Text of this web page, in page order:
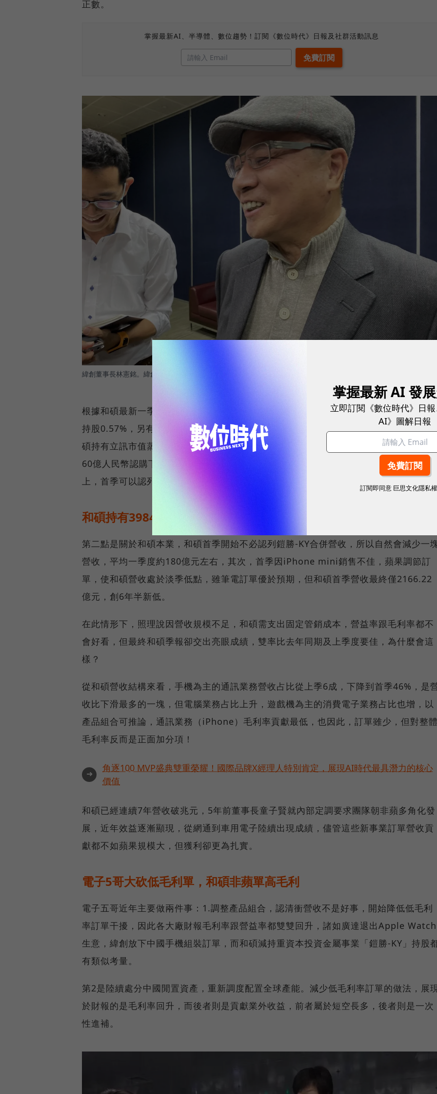
正數。
掌握最新AI、半導體、數位趨勢！訂閱《數位時代》日報及社群活動訊息
緯創董事長林憲銘。緯創首季認列鉅額立訊股價重挫評價損失。
根據和碩最新一季財報，和碩透過昌碩持有3984萬股立訊股票，相當市值94.37億元，
持股0.57%，另有9.3億元立訊公司債，換言之，若以首季立訊股價下挫38.6%來算，和
碩持有立訊市值蒸發36億多元，但在日鎧去年現增33.52億人民幣，立訊用溢價總價款
60億人民幣認購下，和碩雖沒有賣出鎧勝-KY旗下日鎧任何一張股票，但在會計作業準則
上，首季可以認列一筆處分利得。
和碩持有3984萬股立訊，百億價值大縮水
第二點是關於和碩本業，和碩首季開始不必認列鎧勝-KY合併營收，所以自然會減少一
營收，平均一季度約180億元左右，其次，首季因iPhone mini銷售不佳，蘋果調節訂
單，使和碩營收處於淡季低點，雖筆電訂單優於預期，但和碩首季營收最終僅2166.22
億元，創6年半新低。
在此情形下，照理說因營收規模不足，和碩需支出固定管銷成本，營益率跟毛利率都不
會好看，但最終和碩季報卻交出亮眼成績，雙率比去年同期及上季度要佳，為什麼會這
樣？
從和碩營收結構來看，手機為主的通訊業務營收占比從上季6成，下降到首季46%，是
收比下滑最多的一塊，但電腦業務占比上升，遊戲機為主的消費電子業務占比也增，以
產品組合可推論，通訊業務（iPhone）毛利率貢獻最低，也因此，訂單雖少，但對整體
毛利率反而是正面加分項！
➜
角逐100 MVP盛典雙重榮耀！國際品牌X經理人特別肯定，展現AI時代最具潛力的核心
價值
和碩已經連續7年營收破兆元，5年前董事長童子賢就內部定調要求團隊朝非蘋多角化發
展，近年效益逐漸顯現，從網通到車用電子陸續出現成績，儘管這些新事業訂單營收貢
獻都不如蘋果規模大，但獲利卻更為扎實。
電子5哥大砍低毛利單，和碩非蘋單高毛利
電子五哥近年主要做兩件事：1.調整產品組合，認清衝營收不是好事，開始降低低毛利
率訂單干擾，因此各大廠財報毛利率跟營益率都雙雙回升，諸如廣達退出Apple Watch
生意，緯創放下中國手機組裝訂單，而和碩減持重資本投資金屬事業「鎧勝-KY」持股
有類似考量。
第2是陸續處分中國閒置資產，重新調度配置全球產能。減少低毛利率訂單的做法，展
於財報的是毛利率回升，而後者則是貢獻業外收益，前者屬於短空長多，後者則是一次
性進補。
掌握最新 AI 發展
立即訂閱《數位時代》日
AI》圖解日報
訂閱即同意 巨思文化隱私